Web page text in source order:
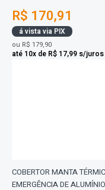
R$ 170,91
á vista via PIX
ou R$ 179,90
até 10x de R$ 17,99 s/juros
COBERTOR MANTA
EMERGÊNCIA DE ALUMÍNIO